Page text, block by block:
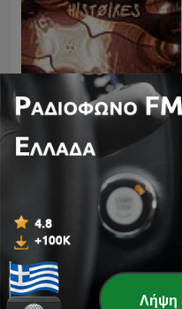
On veut des histoires
Λήψη